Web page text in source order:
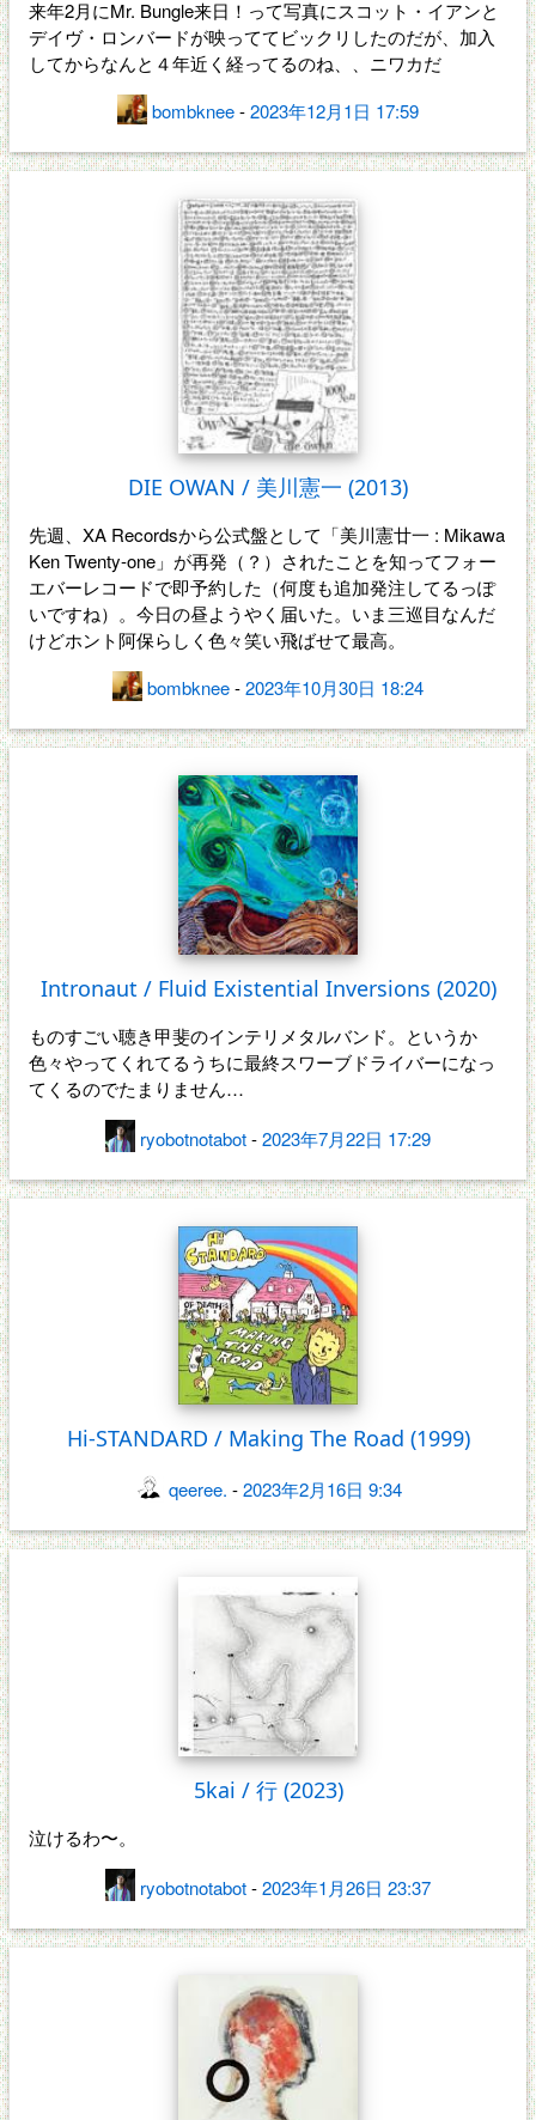
来年2月にMr. Bungle来日！って写真にスコット・イアンと
デイヴ・ロンバードが映っててビックリしたのだが、加入
してからなんと４年近く経ってるのね、、ニワカだ
bombknee-2023年12月1日 17:59
DIE OWAN / 美川憲一 (2013)
先週、XA Recordsから公式盤として「美川憲廿一 : Mikawa
Ken Twenty-one」が再発（？）されたことを知ってフォー
エバーレコードで即予約した（何度も追加発注してるっぽ
いですね）。今日の昼ようやく届いた。いま三巡目なんだ
けどホント阿保らしく色々笑い飛ばせて最高。
bombknee-2023年10月30日 18:24
Intronaut / Fluid Existential Inversions (2020)
ものすごい聴き甲斐のインテリメタルバンド。というか
色々やってくれてるうちに最終スワーブドライバーになっ
てくるのでたまりません…
ryobotnotabot-2023年7月22日 17:29
Hi-STANDARD / Making The Road (1999)
qeeree. -2023年2月16日 9:34
5kai / 行 (2023)
泣けるわ〜。
ryobotnotabot-2023年1月26日 23:37